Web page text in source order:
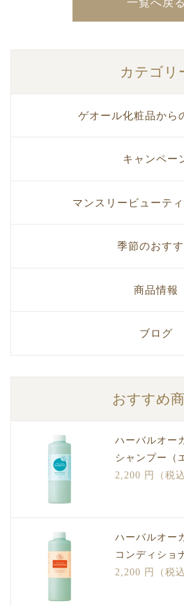
一覧へ戻る
カテゴリ
ゲオール化粧品から
キャンペー
マンスリービューテ
季節のおす
商品情報
ブログ
おすすめ
ハーバルオー
シャンプー（
2,200 円（税込
ハーバルオー
コンディショ
2,200 円（税込